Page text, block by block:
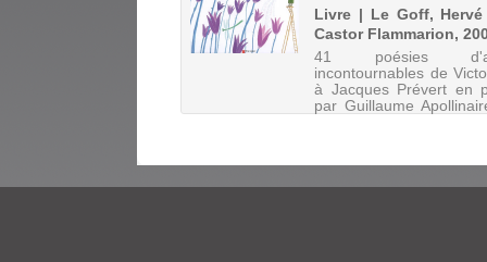
Livre | Le Goff, Hervé
Castor Flammarion,
41 poésies
incontournables de
à Jacques Prévert en
par Guillaume